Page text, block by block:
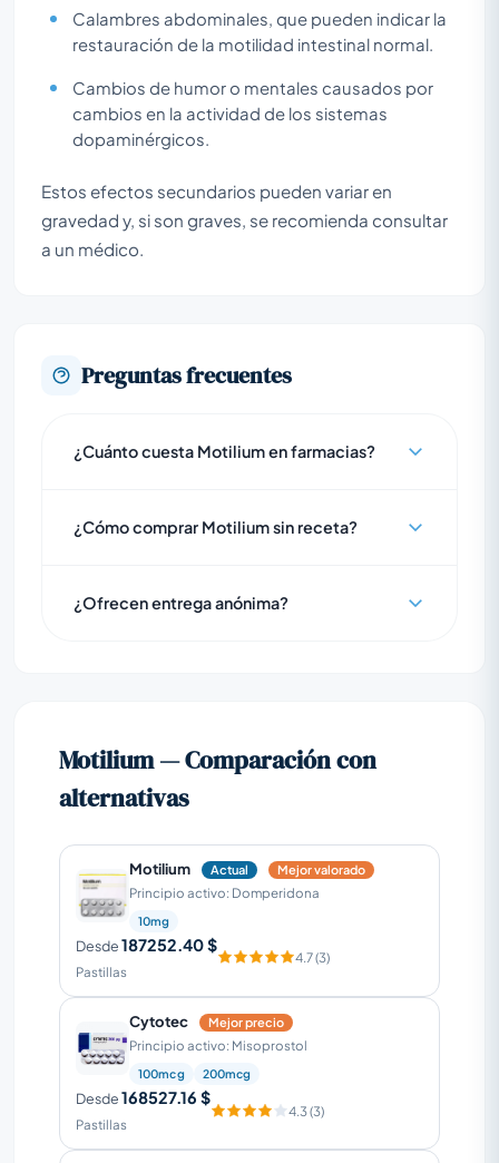
Calambres abdominales, que pueden indicar la
restauración de la motilidad intestinal normal.
Cambios de humor o mentales causados por
cambios en la actividad de los sistemas
dopaminérgicos.
Estos efectos secundarios pueden variar en
gravedad y, si son graves, se recomienda consultar
a un médico.
Preguntas frecuentes
¿Cuánto cuesta Motilium en farmacias?
¿Cómo comprar Motilium sin receta?
¿Ofrecen entrega anónima?
Motilium — Comparación con
alternativas
Motilium Actual Mejor valorado
Principio activo: Domperidona
10mg
Desde187252.40 $
Pastillas
4.7 (3)
Cytotec Mejor precio
Principio activo: Misoprostol
100mcg 200mcg
Desde168527.16 $
Pastillas
4.3 (3)